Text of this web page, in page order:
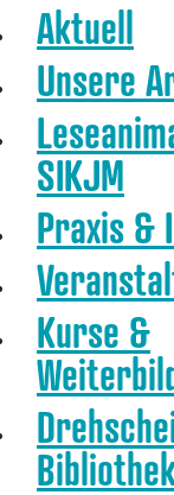
Aktuell
Unsere
SIKJM
Praxis &
Kurse &